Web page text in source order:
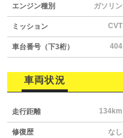
エンジン種別 ガソリン
ミッション CVT
車台番号（下3桁） 404
車両状況
走行距離 134km
修復歴 なし